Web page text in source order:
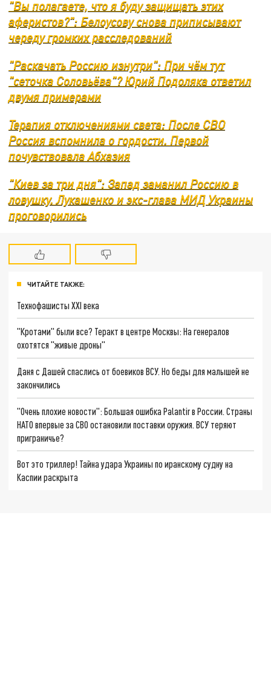
"Вы полагаете, что я буду защищать этих
аферистов?": Белоусову снова приписывают
череду громких расследований
"Раскачать Россию изнутри": При чём тут
"сеточка Соловьёва"? Юрий Подоляка ответил
двумя примерами
Терапия отключениями света: После СВО
Россия вспомнила о гордости. Первой
почувствовала Абхазия
"Киев за три дня": Запад заманил Россию в
ловушку. Лукашенко и экс-глава МИД Украины
проговорились
ЧИТАЙТЕ ТАКЖЕ:
Технофашисты XXI века
"Кротами" были все? Теракт в центре Москвы: На генералов
охотятся "живые дроны"
Даня с Дашей спаслись от боевиков ВСУ. Но беды для малышей не
закончились
"Очень плохие новости": Большая ошибка Palantir в России. Страны
НАТО впервые за СВО остановили поставки оружия. ВСУ теряют
приграничье?
Вот это триллер! Тайна удара Украины по иранскому судну на
Каспии раскрыта